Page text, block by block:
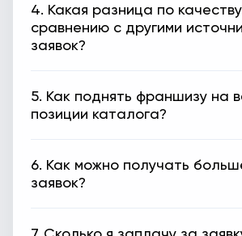
4. Какая разница по
сравнению с другими
заявок?
5. Как поднять франшизу на
позиции каталога?
6. Как можно получать
заявок?